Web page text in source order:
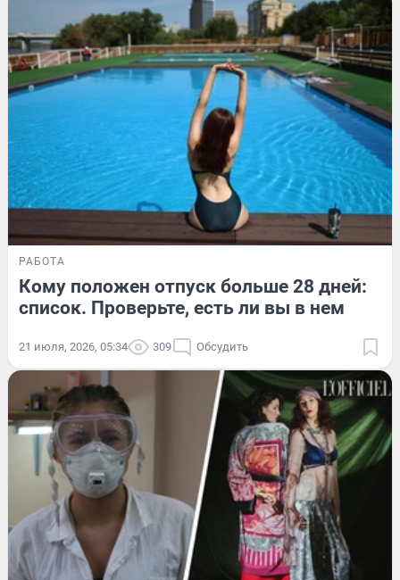
РАБОТА
Кому положен отпуск больше 28 дней:
список. Проверьте, есть ли вы в нем
21 июля, 2026, 05:34 309 Обсудить